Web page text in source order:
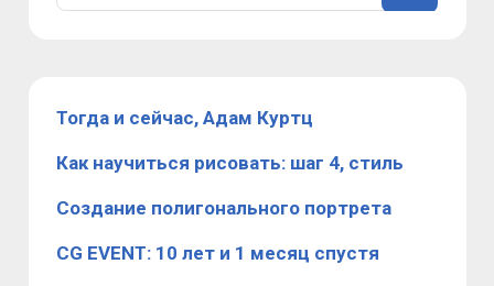
Тогда и сейчас, Адам Куртц
​Как научиться рисовать: шаг 4, стиль
Создание полигонального портрета
CG EVENT: 10 лет и 1 месяц спустя